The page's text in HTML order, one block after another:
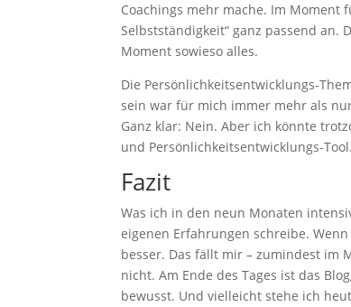
Coachings mehr mache. Im Moment
Selbstständigkeit“ ganz passend
Moment sowieso alles.
Die Persönlichkeitsentwicklungs-
sein war für mich immer mehr als
Ganz klar: Nein. Aber ich könnte
und Persönlichkeitsentwicklungs-Tool.
Fazit
Was ich in den neun Monaten
eigenen Erfahrungen schreibe.
besser. Das fällt mir – zumindest im
nicht. Am Ende des Tages ist das
bewusst. Und vielleicht stehe ich